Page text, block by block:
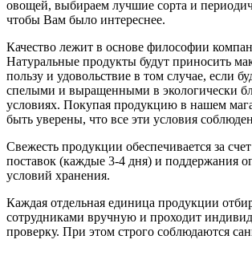
овощей, выбираем лучшие сорта и
чтобы Вам было интереснее.
Качество лежит в основе философии
Натуральные продукты будут приносить
пользу и удовольствие в том случае, если
cпелыми и выращенными в экологически
условиях. Покупая продукцию в нашем
быть уверены, что все эти условия
Свежесть продукции обеспечивается за
поставок (каждые 3-4 дня) и поддержания
условий хранения.
Каждая отдельная единица продукции
сотрудниками вручную и проходит
проверку. При этом строго соблюдаются